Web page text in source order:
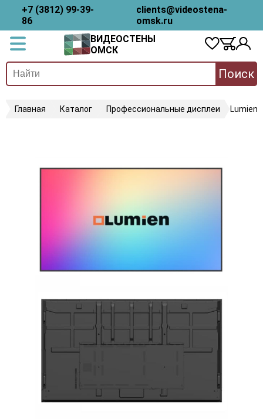
+7 (3812) 99-39-
86
clients@videostena-
omsk.ru
ВИДЕОСТЕНЫ
ОМСК
Поиск
Главная Каталог Профессиональные дисплеи Lumien